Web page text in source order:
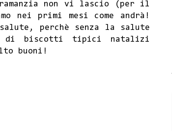
non vi lascio (per il
nei primi mesi come andrà!
perchè senza la salute
di biscotti tipici natalizi
buoni!